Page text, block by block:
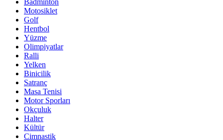
Badminton
Motosiklet
Golf
Hentbol
Yüzme
Olimpiyatlar
Ralli
Yelken
Binicilik
Satranç
Masa Tenisi
Motor Sporları
Okçuluk
Halter
Kültür
Cimnastik